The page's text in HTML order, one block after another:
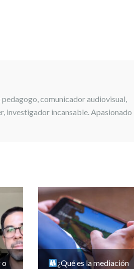
comunicador audiovisual,
investigador incansable. Apasionado
o
¿Qué es la mediación